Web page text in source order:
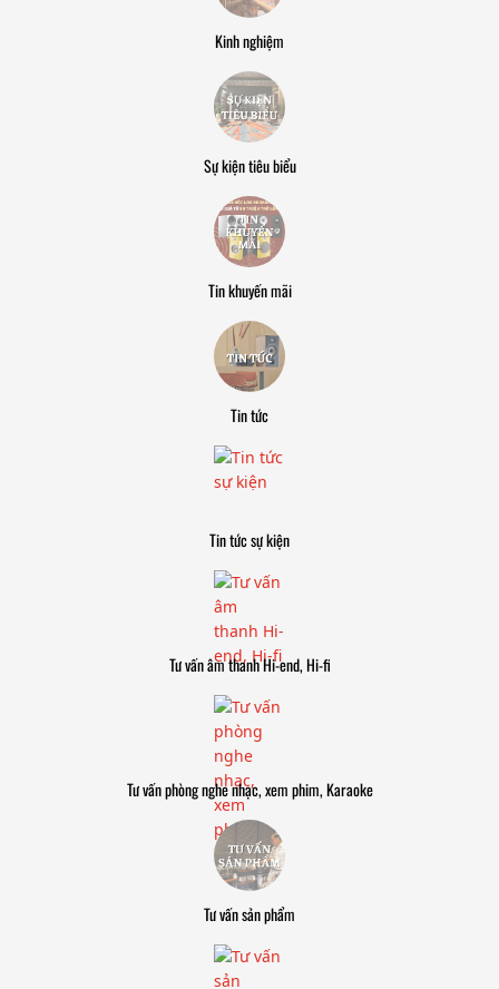
Kinh nghiệm
Sự kiện tiêu biểu
Tin khuyến mãi
Tin tức
Tin tức sự kiện
Tư vấn âm thanh Hi-end, Hi-fi
Tư vấn phòng nghe nhạc, xem phim, Karaoke
Tư vấn sản phẩm